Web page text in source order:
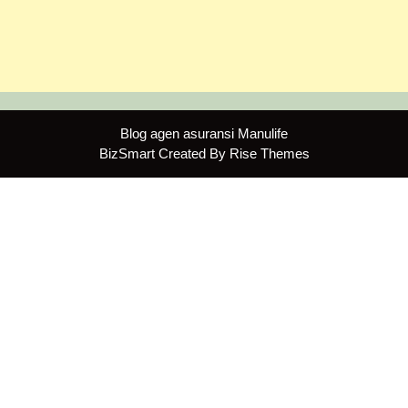
Blog agen asuransi Manulife
BizSmart Created By Rise Themes